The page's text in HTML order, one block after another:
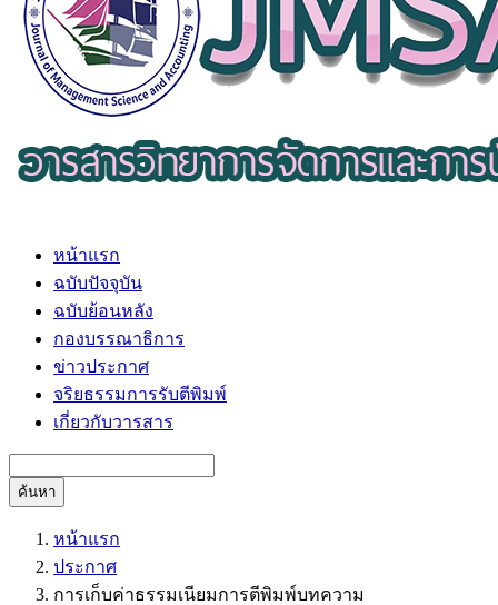
หน้าแรก
ฉบับปัจจุบัน
ฉบับย้อนหลัง
กองบรรณาธิการ
ข่าวประกาศ
จริยธรรมการรับตีพิมพ์
เกี่ยวกับวารสาร
ค้นหา
หน้าแรก
ประกาศ
การเก็บค่าธรรมเนียมการตีพิมพ์บทความ